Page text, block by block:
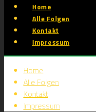
Home
Alle Folgen
Kontakt
Impressum
Home
Alle Folgen
Kontakt
Impressum